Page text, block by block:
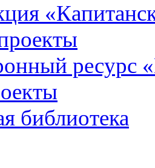
ресурс
библиотека